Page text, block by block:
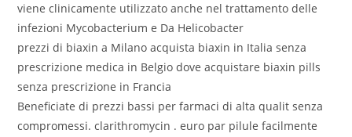
viene clinicamente utilizzato anche nel trattamento delle
infezioni Mycobacterium e Da Helicobacter
prezzi di biaxin a Milano acquista biaxin in Italia senza
prescrizione medica in Belgio dove acquistare biaxin pills
senza prescrizione in Francia
Beneficiate di prezzi bassi per farmaci di alta qualit senza
compromessi. clarithromycin . euro par pilule facilmente